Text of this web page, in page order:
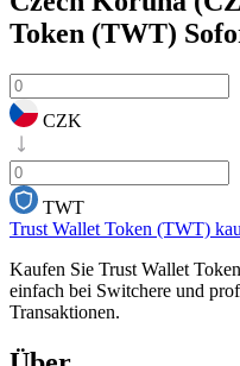
Token (TWT)
CZK
TWT
Trust Wallet Token (TWT)
Kaufen Sie Trust Wallet
einfach bei Switchere und
Transaktionen.